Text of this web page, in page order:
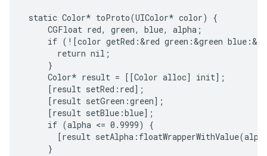
static Color* toProto(UIColor* color) {
     CGFloat red, green, blue, alpha;
if (![color getRed:&red green:&green
       return nil;
     }
     Color* result = [[Color alloc] init];
     [result setRed:red];
     [result setGreen:green];
     [result setBlue:blue];
     if (alpha <= 0.9999) {
[result
     }